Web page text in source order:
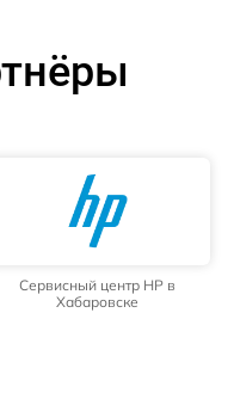
Сервисный центр HP в
Хабаровске